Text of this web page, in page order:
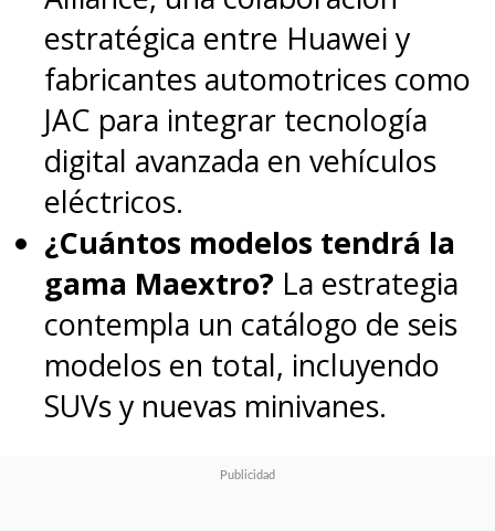
estratégica entre Huawei y
fabricantes automotrices como
JAC para integrar tecnología
digital avanzada en vehículos
eléctricos.
¿Cuántos modelos tendrá la
gama Maextro? La estrategia
contempla un catálogo de seis
modelos en total, incluyendo
SUVs y nuevas minivanes.